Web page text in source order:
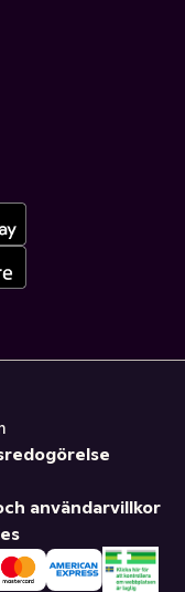
användarvillkor